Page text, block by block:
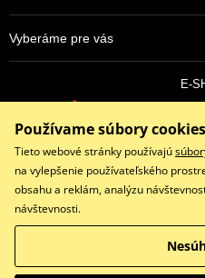
Vyberáme pre vás
E-
Po - Pia: 8:30-
Facebook
Copyright © 2026
Všetky
Používame súbory cookies
Tieto webové stránky používajú
na vylepšenie používateľského
obsahu a reklám, analýzu
návštevnosti.